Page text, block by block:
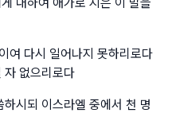
여 다시 일어나지 못하리로다
자 없으리로다
시되 이스라엘 중에서 천 명